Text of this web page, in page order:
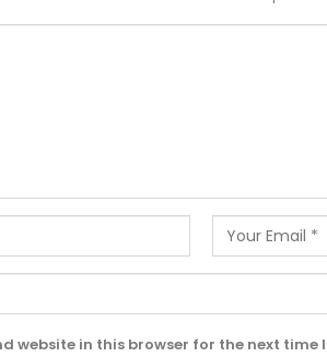
website in this browser for the next time